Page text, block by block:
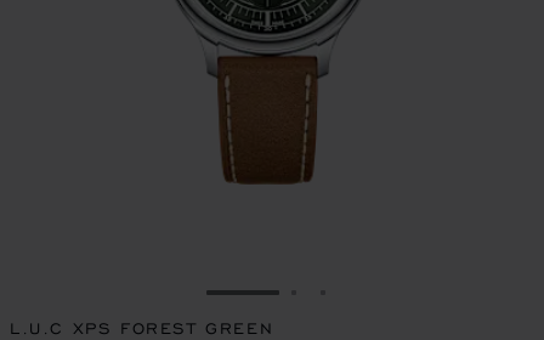
ZUR FOLIE GEHEN 1
L.U.C XPS FOREST GREEN